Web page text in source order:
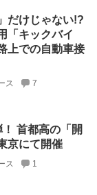
だけじゃない!?
「キックバイ
上での自動車接
ス 7
首都高の「開
京にて開催
ス 1